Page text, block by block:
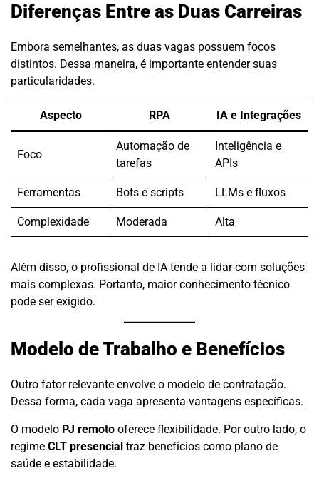
Diferenças Entre as Duas Carreiras
Embora semelhantes, as duas vagas possuem focos
distintos. Dessa maneira, é importante entender suas
particularidades.
Aspecto RPA IA e Integrações
Foco
Automação de
tarefas
Inteligência e
APIs
Ferramentas Bots e scripts LLMs e fluxos
Complexidade Moderada Alta
Além disso, o profissional de IA tende a lidar com soluções
mais complexas. Portanto, maior conhecimento técnico
pode ser exigido.
Modelo de Trabalho e Benefícios
Outro fator relevante envolve o modelo de contratação.
Dessa forma, cada vaga apresenta vantagens específicas.
O modelo PJ remoto oferece flexibilidade. Por outro lado, o
regime CLT presencial traz benefícios como plano de
saúde e estabilidade.